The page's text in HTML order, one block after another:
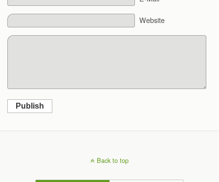
Website
Publish
Back to top